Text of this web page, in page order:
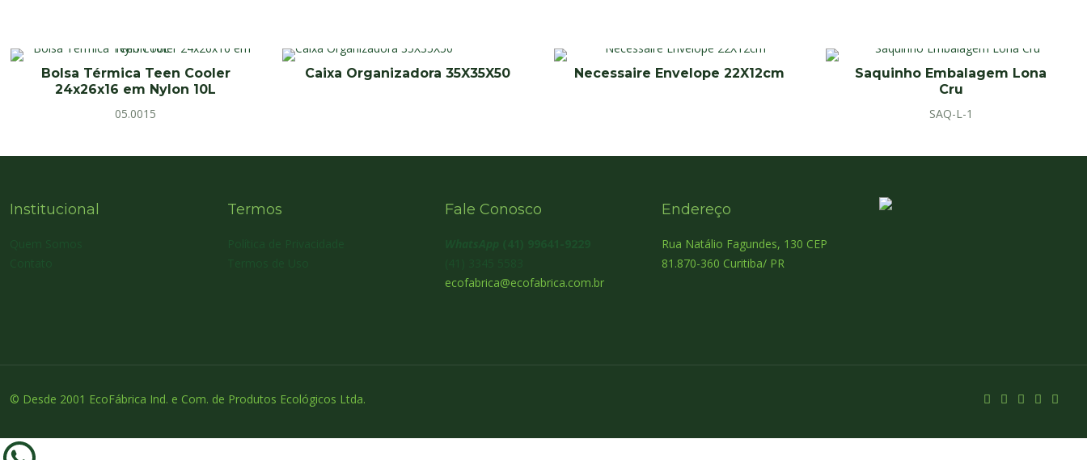
Bolsa Térmica Teen Cooler
24x26x16 em Nylon 10L
05.0015
Caixa Organizadora 35X35X50 Necessaire Envelope 22X12cm
Saquinho Embalagem Lona
Cru
SAQ-L-1
Institucional Termos Fale Conosco
ecofabrica@ecofabrica.com.br
Endereço
Rua Natálio Fagundes, 130 CEP
81.870-360 Curitiba/ PR
© Desde 2001 EcoFábrica Ind. e Com. de Produtos Ecológicos Ltda.